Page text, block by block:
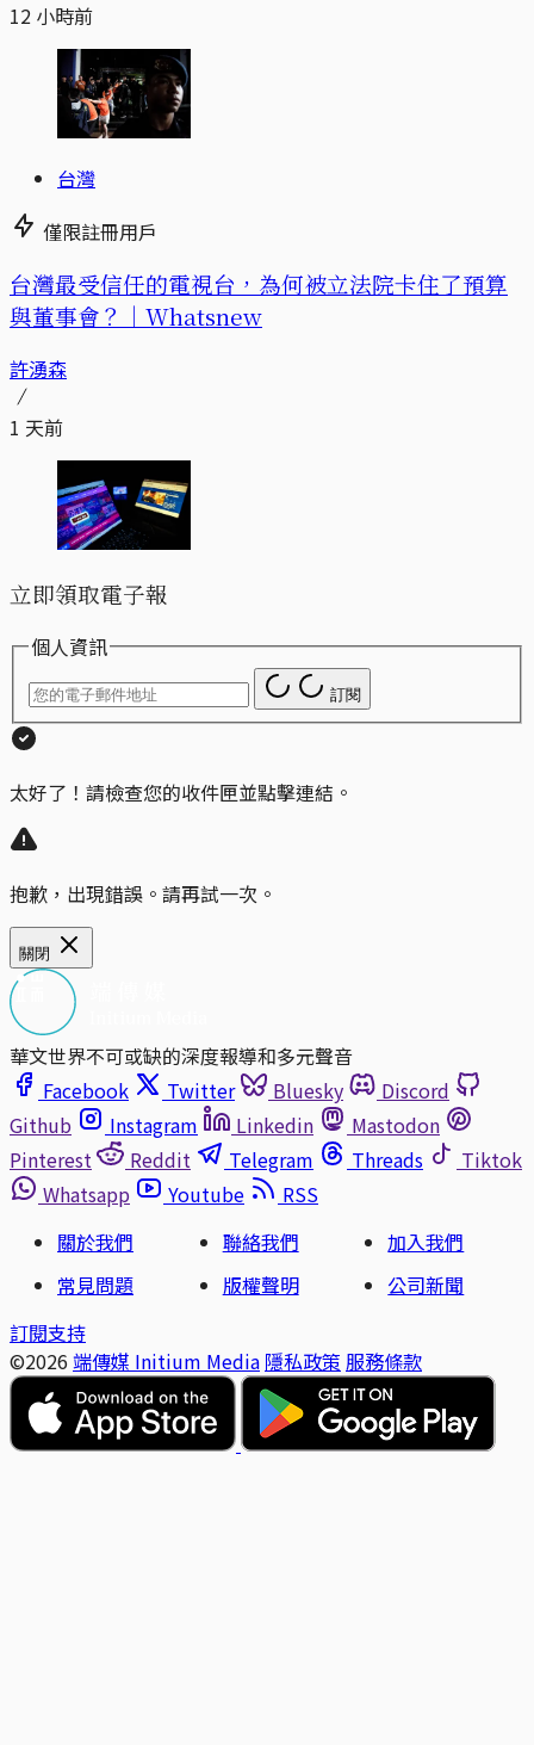
12 小時前
台灣
僅限註冊用戶
台灣最受信任的電視台，為何被立法院卡住了預算
與董事會？｜Whatsnew
許湧森
1 天前
立即領取電子報
個人資訊
訂閱
太好了！請檢查您的收件匣並點擊連結。
抱歉，出現錯誤。請再試一次。
關閉
華文世界不可或缺的深度報導和多元聲音
Facebook
Twitter Bluesky
Discord
Github
Instagram Linkedin
Mastodon
Pinterest
Reddit Telegram Threads
Tiktok
Whatsapp
Youtube
RSS
關於我們
聯絡我們
加入我們
常見問題
版權聲明
公司新聞
訂閱支持
©2026 端傳媒 Initium Media 隱私政策 服務條款